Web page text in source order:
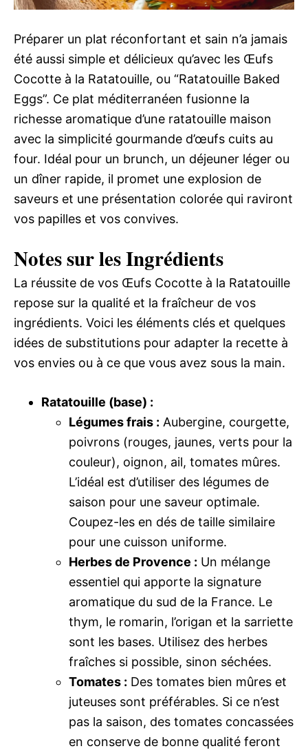
Préparer un plat réconfortant et sain n’a jamais
été aussi simple et délicieux qu’avec les Œufs
Cocotte à la Ratatouille, ou “Ratatouille Baked
Eggs”. Ce plat méditerranéen fusionne la
richesse aromatique d’une ratatouille maison
avec la simplicité gourmande d’œufs cuits au
four. Idéal pour un brunch, un déjeuner léger ou
un dîner rapide, il promet une explosion de
saveurs et une présentation colorée qui raviront
vos papilles et vos convives.
Notes sur les Ingrédients
La réussite de vos Œufs Cocotte à la Ratatouille
repose sur la qualité et la fraîcheur de vos
ingrédients. Voici les éléments clés et quelques
idées de substitutions pour adapter la recette à
vos envies ou à ce que vous avez sous la main.
Ratatouille (base) :
Légumes frais : Aubergine, courgette,
poivrons (rouges, jaunes, verts pour la
couleur), oignon, ail, tomates mûres.
L’idéal est d’utiliser des légumes de
saison pour une saveur optimale.
Coupez-les en dés de taille similaire
pour une cuisson uniforme.
Herbes de Provence : Un mélange
essentiel qui apporte la signature
aromatique du sud de la France. Le
thym, le romarin, l’origan et la sarriette
sont les bases. Utilisez des herbes
fraîches si possible, sinon séchées.
Tomates : Des tomates bien mûres et
juteuses sont préférables. Si ce n’est
pas la saison, des tomates concassées
en conserve de bonne qualité feront